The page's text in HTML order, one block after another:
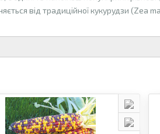
від традиційної кукурудзи